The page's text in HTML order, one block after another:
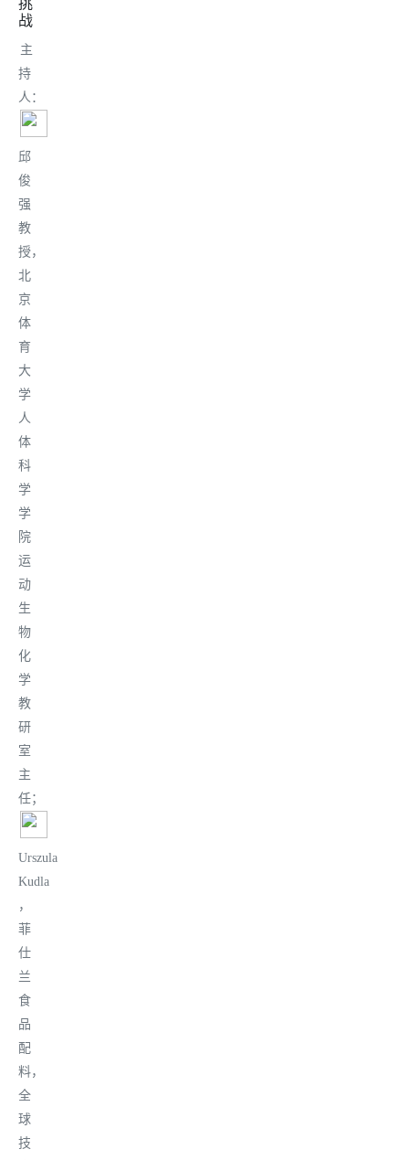
战
主
持
人：
邱
俊
强
教
授，
北
京
体
育
大
学
人
体
科
学
学
院
运
动
生
物
化
学
教
研
室
主
任；
Urszula
Kudla
，
菲
仕
兰
食
品
配
料，
全
球
技